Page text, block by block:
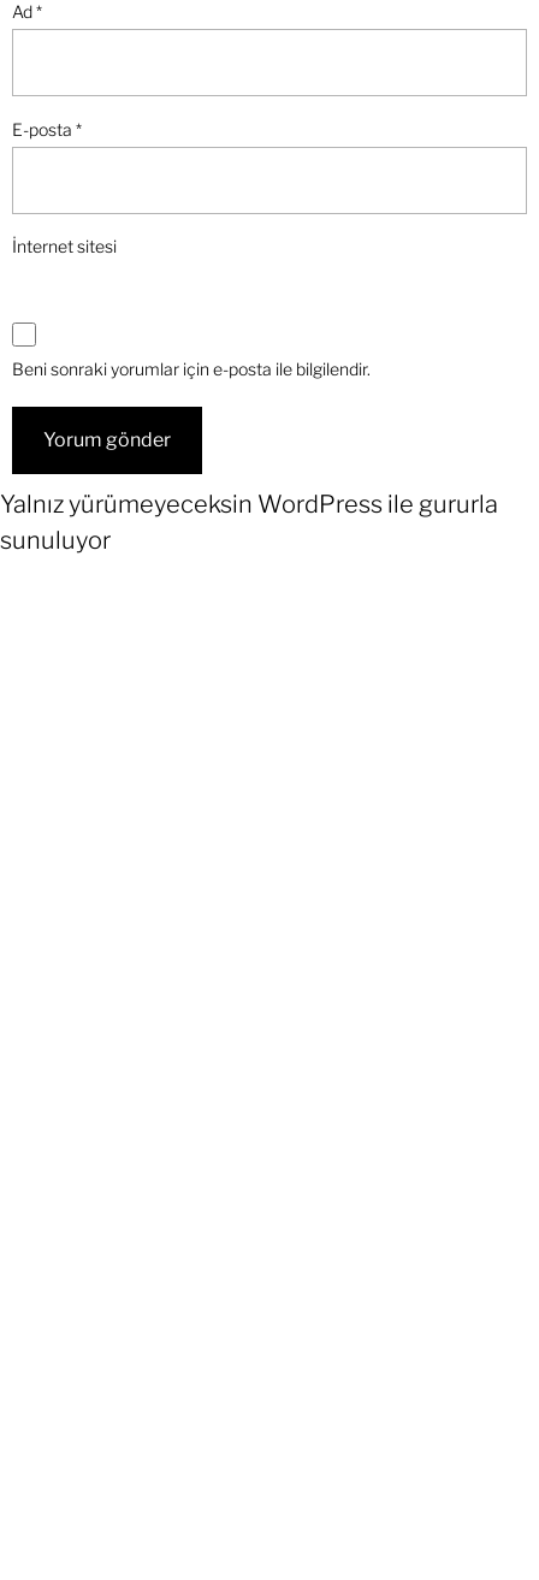
Ad*
E-posta *
İnternet sitesi
Beni sonraki yorumlar için e-posta ile bilgilendir.
Yalnız yürümeyeceksin WordPress ile gururla
sunuluyor